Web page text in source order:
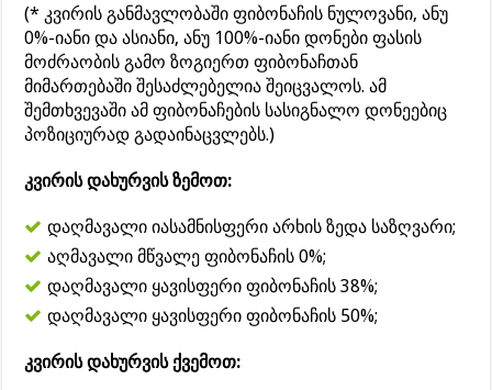
(* კვირის განმავლობაში ფიბონაჩის ნულოვანი, ანუ
0%-იანი და ასიანი, ანუ 100%-იანი დონები ფასის
მოძრაობის გამო ზოგიერთ ფიბონაჩთან
მიმართებაში შესაძლებელია შეიცვალოს. ამ
შემთხვევაში ამ ფიბონაჩების სასიგნალო დონეებიც
პოზიციურად გადაინაცვლებს.)
კვირის დახურვის ზემოთ:
დაღმავალი იასამნისფერი არხის ზედა საზღვარი;
აღმავალი მწვალე ფიბონაჩის 0%;
დაღმავალი ყავისფერი ფიბონაჩის 38%;
დაღმავალი ყავისფერი ფიბონაჩის 50%;
კვირის დახურვის ქვემოთ: